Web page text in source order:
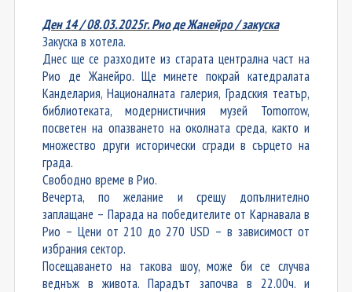
Ден 14 / 08.03.2025г. Рио де Жанейро / закуска
Закуска в хотела.
Днес ще се разходите из старата централна част на
Рио де Жанейро. Ще минете покрай катедралата
Канделария, Националната галерия, Градския театър,
библиотеката, модернистичния музей Tomorrow,
посветен на опазването на околната среда, както и
множество други исторически сгради в сърцето на
града.
Свободно време в Рио.
Вечерта, по желание и срещу допълнително
заплащане – Парада на победителите от Карнавала в
Рио – Цени от 210 до 270 USD – в зависимост от
избрания сектор.
Посещаването на такова шоу, може би се случва
веднъж в живота. Парадът започва в 22.00ч. и